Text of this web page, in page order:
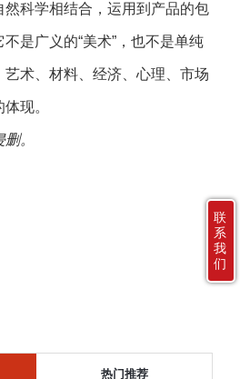
科学相结合，运用到产品的包
是广义的“美术”，也不是单纯
术、材料、经济、心理、市场
现。
。
热门推荐
联
系
我
们